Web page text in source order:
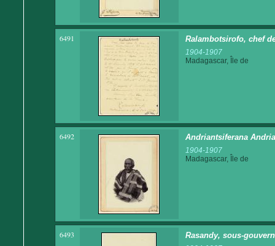
6491 Ralambotsirofo, chef
1904-1907
Madagascar, Île de
6492 Andriantsiferana
1904-1907
Madagascar, Île de
6493 Rasandy, sous-